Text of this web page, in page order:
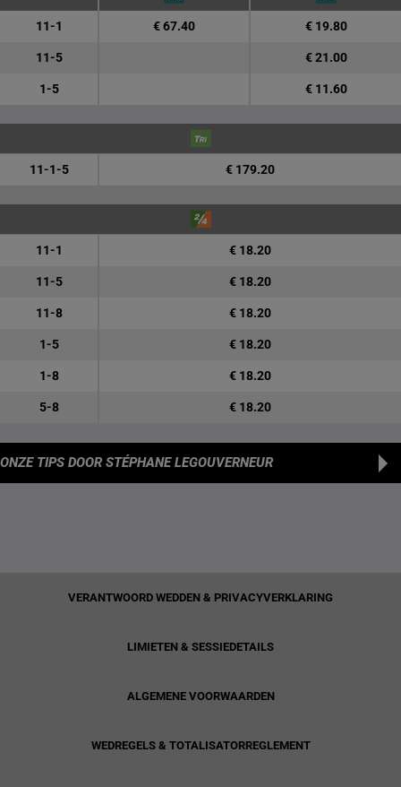
11-1 € 67.40 € 19.80
11-5 € 21.00
1-5 € 11.60
11-1-5 € 179.20
11-1 € 18.20
11-5 € 18.20
11-8 € 18.20
1-5 € 18.20
1-8 € 18.20
5-8 € 18.20
ONZE TIPS DOOR STÉPHANE LEGOUVERNEUR
VERANTWOORD WEDDEN & PRIVACYVERKLARING
LIMIETEN & SESSIEDETAILS
ALGEMENE VOORWAARDEN
WEDREGELS & TOTALISATORREGLEMENT